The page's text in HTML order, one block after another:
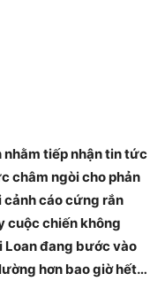
nhằm tiếp nhận tin tức
châm ngòi cho phản
cáo cứng rắn
cuộc chiến không
Loan đang bước vào
hơn bao giờ hết…